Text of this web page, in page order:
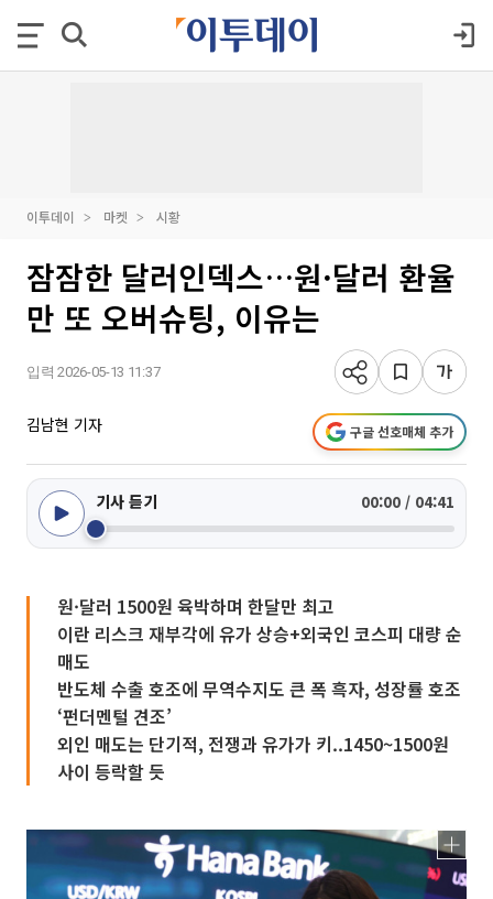
이투데이 마켓 시황
잠잠한 달러인덱스…원·달러 환율
만 또 오버슈팅, 이유는
입력 2026-05-13 11:37
김남현 기자 구글 선호매체 추가
기사 듣기 00:00 / 04:41
원·달러 1500원 육박하며 한달만 최고
이란 리스크 재부각에 유가 상승+외국인 코스피 대량 순
매도
반도체 수출 호조에 무역수지도 큰 폭 흑자, 성장률 호조
‘펀더멘털 견조’
외인 매도는 단기적, 전쟁과 유가가 키..1450~1500원
사이 등락할 듯